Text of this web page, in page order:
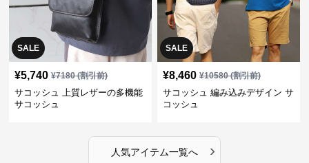
SALE
¥5,740 ¥7180(割引前)
サコッシュ 上質レザーの多機能
サコッシュ
SALE
¥8,460 ¥10580(割引前)
サコッシュ 編み込みデザイン サ
コッシュ
人気アイテム一覧へ ›